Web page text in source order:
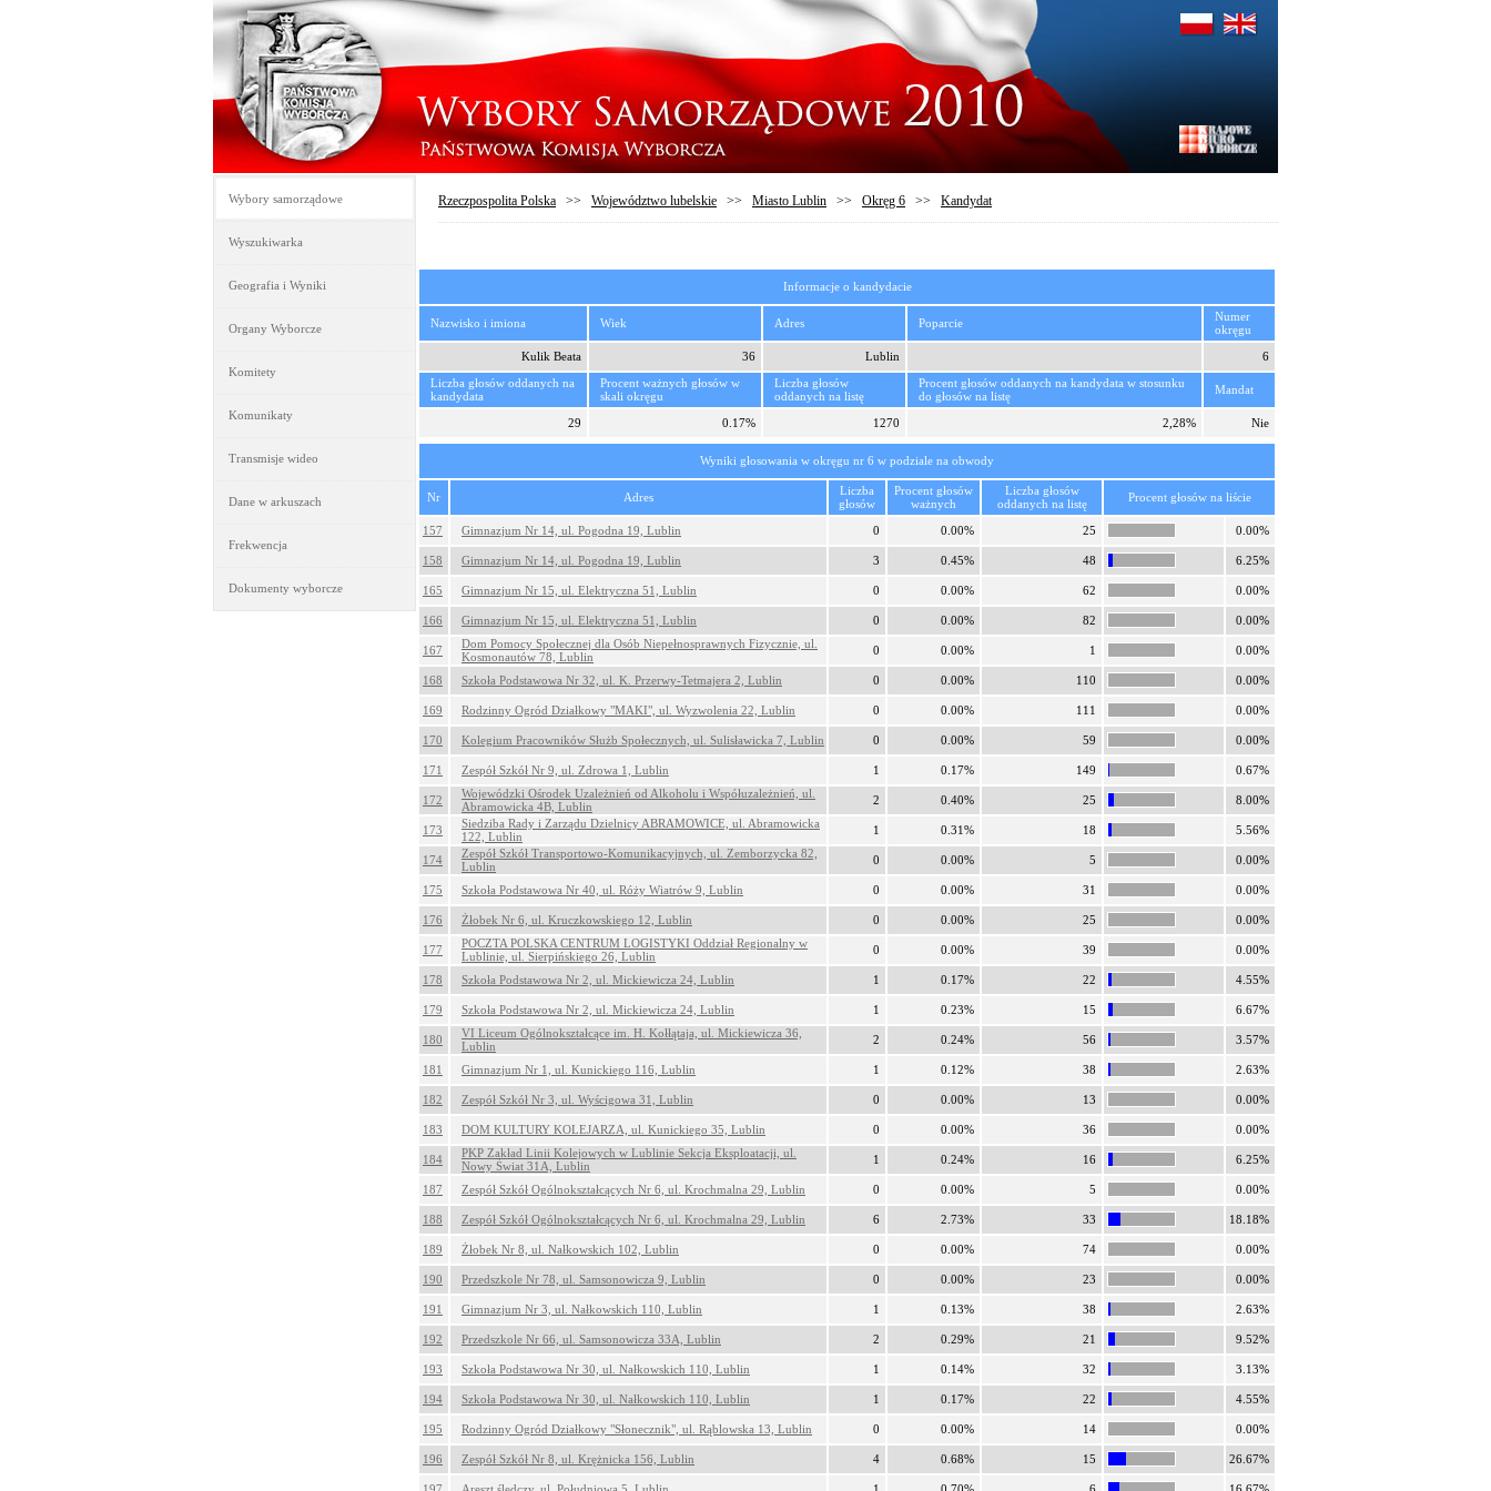
Wybory samorządowe
Wyszukiwarka
Geografia i Wyniki
Organy Wyborcze
Komitety
Komunikaty
Transmisje wideo
Dane w arkuszach
Frekwencja
Dokumenty wyborcze
Rzeczpospolita Polska >> Województwo lubelskie >> Miasto Lublin >> Okręg 6 >> Kandydat
Informacje o kandydacie
Nazwisko i imiona Wiek Adres Poparcie
Numer
okręgu
Kulik Beata
36 Lublin
6
Liczba głosów oddanych na
kandydata
Procent ważnych głosów w
skali okręgu
Liczba głosów
oddanych na listę
Procent głosów oddanych na kandydata w stosunku
do głosów na listę
Mandat
29 0.17% 1270 2,28% Nie
Wyniki głosowania w okręgu nr 6 w podziale na obwody
Nr Adres
Liczba
głosów
Procent głosów
ważnych
Liczba głosów
oddanych na listę
Procent głosów na liście
157 Gimnazjum Nr 14, ul. Pogodna 19, Lublin 0 0.00% 25 0.00%
158 Gimnazjum Nr 14, ul. Pogodna 19, Lublin 3 0.45% 48 6.25%
165 Gimnazjum Nr 15, ul. Elektryczna 51, Lublin 0 0.00% 62 0.00%
166 Gimnazjum Nr 15, ul. Elektryczna 51, Lublin 0 0.00% 82 0.00%
167
Dom Pomocy Społecznej dla Osób Niepełnosprawnych Fizycznie, ul.
Kosmonautów 78, Lublin
0 0.00% 1 0.00%
168 Szkoła Podstawowa Nr 32, ul. K. Przerwy-Tetmajera 2, Lublin 0 0.00% 110 0.00%
169 Rodzinny Ogród Działkowy "MAKI", ul. Wyzwolenia 22, Lublin 0 0.00% 111 0.00%
170 Kolegium Pracowników Służb Społecznych, ul. Sulisławicka 7, Lublin 0 0.00% 59 0.00%
171 Zespół Szkół Nr 9, ul. Zdrowa 1, Lublin 1 0.17% 149 0.67%
172
Wojewódzki Ośrodek Uzależnień od Alkoholu i Współuzależnień, ul.
Abramowicka 4B, Lublin
2 0.40% 25 8.00%
173
Siedziba Rady i Zarządu Dzielnicy ABRAMOWICE, ul. Abramowicka
122, Lublin
1 0.31% 18 5.56%
174
Zespół Szkół Transportowo-Komunikacyjnych, ul. Zemborzycka 82,
Lublin
0 0.00% 5 0.00%
175 Szkoła Podstawowa Nr 40, ul. Róży Wiatrów 9, Lublin 0 0.00% 31 0.00%
176 Żłobek Nr 6, ul. Kruczkowskiego 12, Lublin 0 0.00% 25 0.00%
177
POCZTA POLSKA CENTRUM LOGISTYKI Oddział Regionalny w
Lublinie, ul. Sierpińskiego 26, Lublin
0 0.00% 39 0.00%
178 Szkoła Podstawowa Nr 2, ul. Mickiewicza 24, Lublin 1 0.17% 22 4.55%
179 Szkoła Podstawowa Nr 2, ul. Mickiewicza 24, Lublin 1 0.23% 15 6.67%
180
VI Liceum Ogólnokształcące im. H. Kołłątaja, ul. Mickiewicza 36,
Lublin
2 0.24% 56 3.57%
181 Gimnazjum Nr 1, ul. Kunickiego 116, Lublin 1 0.12% 38 2.63%
182 Zespół Szkół Nr 3, ul. Wyścigowa 31, Lublin 0 0.00% 13 0.00%
183 DOM KULTURY KOLEJARZA, ul. Kunickiego 35, Lublin 0 0.00% 36 0.00%
184
PKP Zakład Linii Kolejowych w Lublinie Sekcja Eksploatacji, ul.
Nowy Świat 31A, Lublin
1 0.24% 16 6.25%
187 Zespół Szkół Ogólnokształcących Nr 6, ul. Krochmalna 29, Lublin 0 0.00% 5 0.00%
188 Zespół Szkół Ogólnokształcących Nr 6, ul. Krochmalna 29, Lublin 6 2.73% 33 18.18%
189 Żłobek Nr 8, ul. Nałkowskich 102, Lublin 0 0.00% 74 0.00%
190 Przedszkole Nr 78, ul. Samsonowicza 9, Lublin 0 0.00% 23 0.00%
191 Gimnazjum Nr 3, ul. Nałkowskich 110, Lublin 1 0.13% 38 2.63%
192 Przedszkole Nr 66, ul. Samsonowicza 33A, Lublin 2 0.29% 21 9.52%
193 Szkoła Podstawowa Nr 30, ul. Nałkowskich 110, Lublin 1 0.14% 32 3.13%
194 Szkoła Podstawowa Nr 30, ul. Nałkowskich 110, Lublin 1 0.17% 22 4.55%
195 Rodzinny Ogród Działkowy "Słonecznik", ul. Rąblowska 13, Lublin 0 0.00% 14 0.00%
196 Zespół Szkół Nr 8, ul. Krężnicka 156, Lublin 4 0.68% 15 26.67%